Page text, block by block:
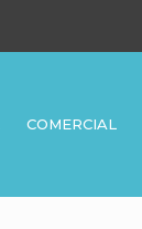
COMERCIAL